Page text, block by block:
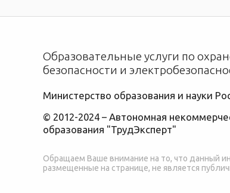
Образовательные услуги по
безопасности и
Министерство образования и науки
© 2012-2024 – Автономная
образования "ТрудЭксперт"
Обращаем Ваше внимание на то, что данный
размещенные на странице, не является